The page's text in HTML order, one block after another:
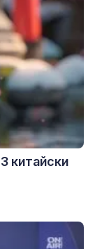
китайски